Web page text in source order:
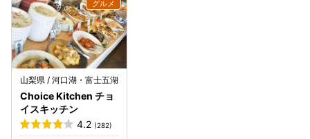
山梨県 / 河口湖・富士五湖
Choice Kitchen チョ
イスキッチン
4.2 (282)